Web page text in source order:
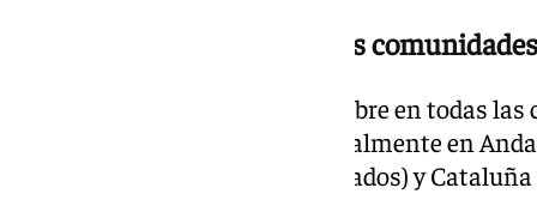
El paro aumenta en todas las comunidades
El paro registrado subió en octubre en todas
relación al mes anterior, especialmente en
Castilla-La Mancha (+3.859 parados) y